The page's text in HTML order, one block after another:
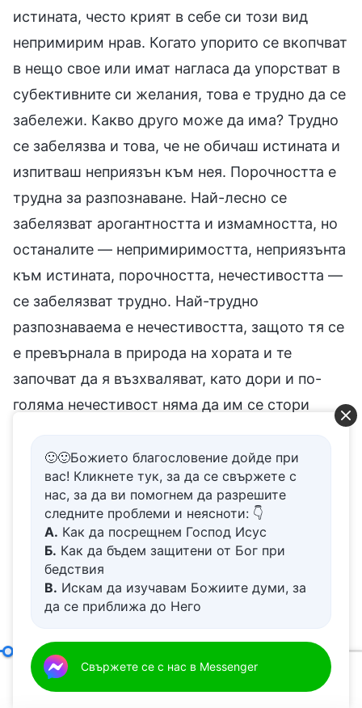
истината, често крият в себе си този вид
непримирим нрав. Когато упорито се вкопчват
в нещо свое или имат нагласа да упорстват в
субективните си желания, това е трудно да се
забележи. Какво друго може да има? Трудно
се забелязва и това, че не обичаш истината и
изпитваш неприязън към нея. Порочността е
трудна за разпознаване. Най-лесно се
забелязват арогантността и измамността, но
останалите — непримиримостта, неприязънта
към истината, порочността, нечестивостта —
се забелязват трудно. Най-трудно
разпознаваема е нечестивостта, защото тя се
е превърнала в природа на хората и те
започват да я възхваляват, като дори и по-
голяма нечестивост няма да им се стори
труден за разпознаване от непримиримия.
Някои хора казват: „Защо да не е лесно да се
разпознае? Всички хора имат нечестиви
страсти. Нима това не е нечестивост?“. Това е
повърхностно. Какво означава истинска
нечестивост? Кои състояния са нечестиви,
когато се проявяват? Нечестив нрав ли е,
изявления, за да прикрият нечестиви и
срамни намерения, които се крият в
🙂🙂Божието благословение дойде при
вас! Кликнете тук, за да се свържете с
нас, за да ви помогнем да разрешите
следните проблеми и неясноти: 👇
А. Как да посрещнем Господ Исус
Б. Как да бъдем защитени от Бог при
бедствия
В. Искам да изучавам Божиите думи, за
да се приближа до Него
живот
Д.Имам молба за молитва
Свържете се с нас в Messenger